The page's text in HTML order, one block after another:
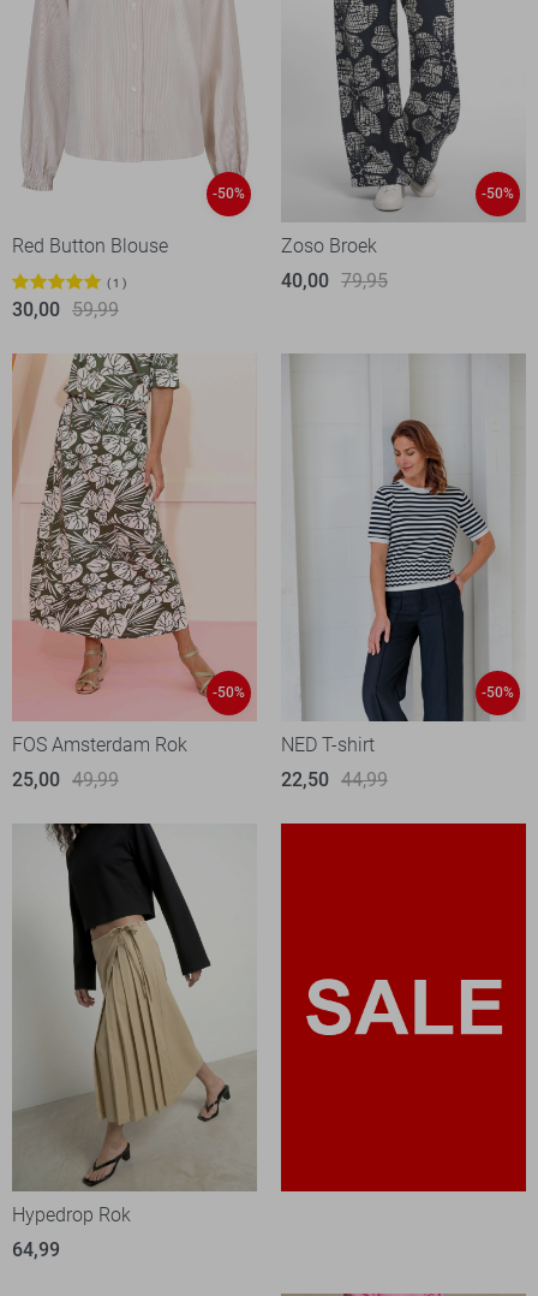
-50%
Red Button Blouse
1
30,00 59,99
-50%
Zoso Broek
40,00 79,95
-50%
FOS Amsterdam Rok
25,00 49,99
-50%
NED T-shirt
22,50 44,99
Hypedrop Rok
64,99